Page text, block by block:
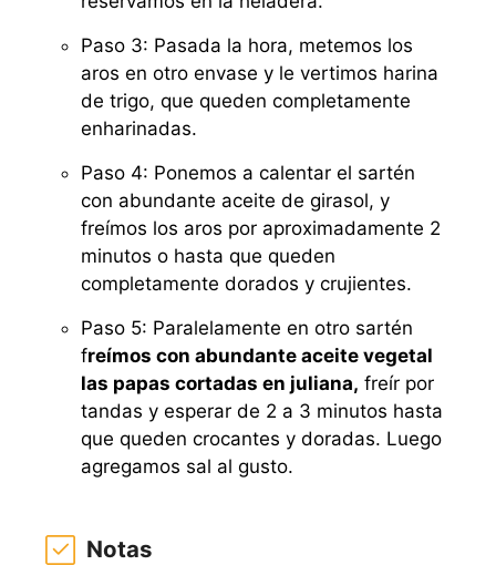
Paso 3: Pasada la hora, metemos los
aros en otro envase y le vertimos harina
de trigo, que queden completamente
enharinadas.
Paso 4: Ponemos a calentar el sartén
con abundante aceite de girasol, y
freímos los aros por aproximadamente 2
minutos o hasta que queden
completamente dorados y crujientes.
Paso 5: Paralelamente en otro sartén
freímos con abundante aceite vegetal
las papas cortadas en juliana, freír por
tandas y esperar de 2 a 3 minutos hasta
que queden crocantes y doradas. Luego
agregamos sal al gusto.
Notas